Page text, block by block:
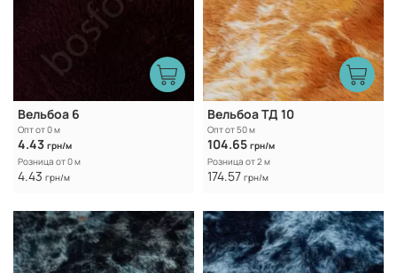
Вельбоа 6
Опт от 0 м
4.43 грн/м
Розница от 0 м
4.43 грн/м
Вельбоа ТД 10
Опт от 50 м
104.65 грн/м
Розница от 2 м
174.57 грн/м